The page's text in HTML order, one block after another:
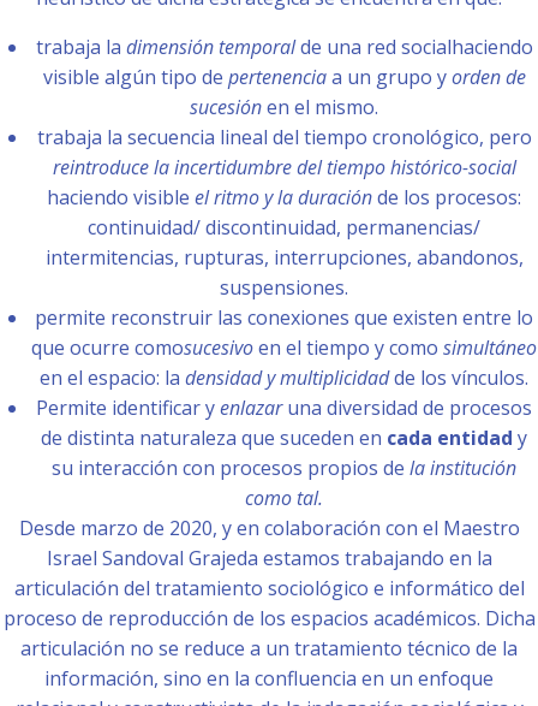
trabaja la dimensión temporalde una red socialhaciendo
visible algún tipo de pertenenciaa un grupo yorden de
sucesiónen el mismo.
trabaja la secuencia lineal del tiempo cronológico, pero
reintroduce la incertidumbre del tiempo histórico-social
haciendo visible el ritmo y la duraciónde los procesos:
continuidad/ discontinuidad, permanencias/
intermitencias, rupturas, interrupciones, abandonos,
suspensiones.
permite reconstruir las conexiones que existen entre lo
que ocurre comosucesivoen el tiempo y como simultáneo
en el espacio: la densidad y multiplicidadde los vínculos.
Permite identificar yenlazaruna diversidad de procesos
de distinta naturaleza que suceden en cada entidad y
su interacción con procesos propios de la institución
como tal.
Desde marzo de 2020, y en colaboración con el Maestro
Israel Sandoval Grajeda estamos trabajando en la
articulación del tratamiento sociológico e informático del
proceso de reproducción de los espacios académicos. Dicha
articulación no se reduce a un tratamiento técnico de la
información, sino en la confluencia en un enfoque